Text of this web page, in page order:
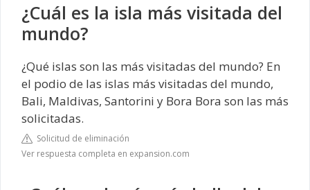
¿Cuál es la isla más visitada del
mundo?
¿Qué islas son las más visitadas del mundo? En
el podio de las islas más visitadas del mundo,
Bali, Maldivas, Santorini y Bora Bora son las más
solicitadas.
Solicitud de eliminación
Ver respuesta completa en expansion.com